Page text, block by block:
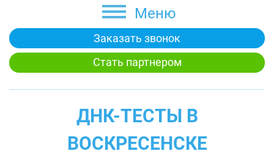
Меню
Заказать звонок
Стать партнером
ДНК-ТЕСТЫ В
ВОСКРЕСЕНСКЕ